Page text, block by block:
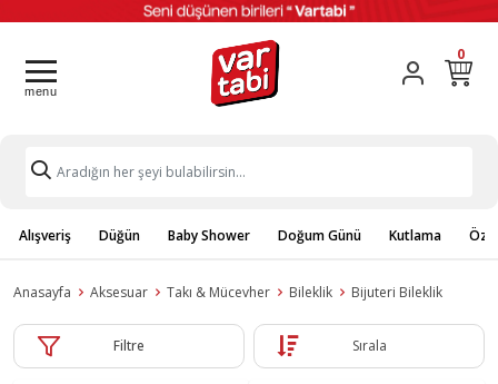
0
Alışveriş Düğün Baby Shower Doğum Günü Kutlama
Anasayfa Aksesuar Takı & Mücevher Bileklik Bijuteri Bileklik
Filtre Sırala